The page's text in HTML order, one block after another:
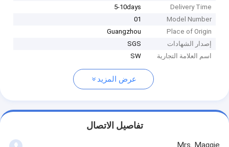
Delivery Time
5-10days
Model Number
01
Place of Origin
Guangzhou
إصدار الشهادات
SGS
اسم العلامة التجارية
SW
عرض المزيد
تفاصيل الاتصال
Mrs. Maggie